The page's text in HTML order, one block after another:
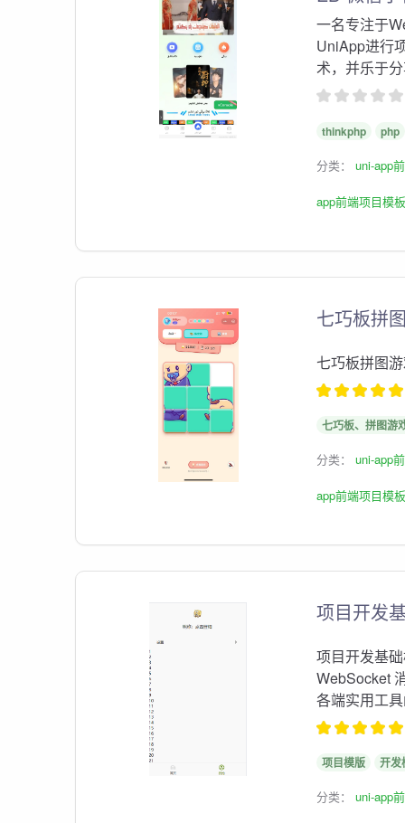
一名专注于
UniApp进行
术，并乐于
thinkphp php
分类： uni-app
app前端项目模板
七巧板拼
七巧板拼图
七巧板、拼图游
分类： uni-app
app前端项目模板
项目开发
项目开发基
WebSocket
各端实用工
项目模版 开发
分类： uni-app